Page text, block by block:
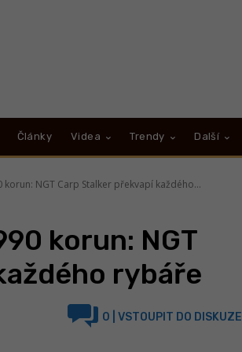
Články Videa Trendy Další
NGT Carp Stalker překvapí každého...
korun: NGT
rybáře
0 | VSTOUPIT DO DISKUZE